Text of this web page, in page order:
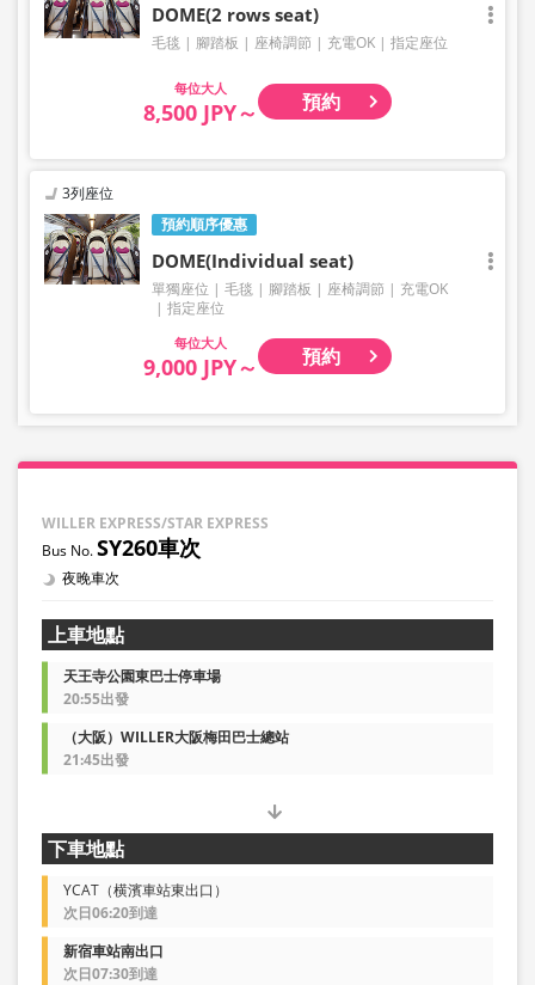
DOME(2 rows seat)
毛毯 腳踏板 座椅調節 充電OK 指定座位
大人
8,500 JPY～ 預約
預約順序優惠
3列座位
DOME(Individual seat)
單獨座位 毛毯 腳踏板 座椅調節
充電OK
指定座位
大人
9,000 JPY～ 預約
WILLER EXPRESS/STAR EXPRESS
SY260車次
夜晚車次
上車地點
天王寺公園東巴士停車場
20:55出發
（大阪）WILLER大阪梅田巴士總站
21:45出發
下車地點
YCAT（横濱車站東出口）
次日06:20到達
新宿車站南出口
次日07:30到達